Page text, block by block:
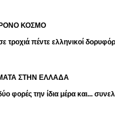
ΚΟΣΜΟ
τροχιά πέντε ελληνικοί
ΣΤΗΝ ΕΛΛΑΔΑ
φορές την ίδια μέρα και...